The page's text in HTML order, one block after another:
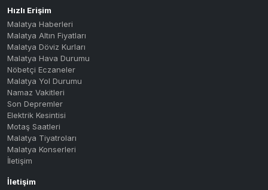
Hızlı Erişim
Malatya Haberleri
Malatya Altın Fiyatları
Malatya Döviz Kurları
Malatya Hava Durumu
Nöbetçi Eczaneler
Malatya Yol Durumu
Namaz Vakitleri
Son Depremler
Elektrik Kesintisi
Motaş Saatleri
Malatya Tiyatroları
Malatya Konserleri
İletişim
İletişim